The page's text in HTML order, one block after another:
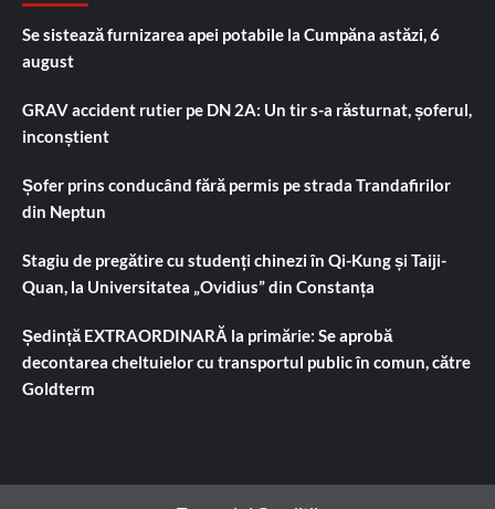
Se sistează furnizarea apei potabile la Cumpăna astăzi, 6
august
GRAV accident rutier pe DN 2A: Un tir s-a răsturnat, șoferul,
inconștient
Șofer prins conducând fără permis pe strada Trandafirilor
din Neptun
Stagiu de pregătire cu studenți chinezi în Qi-Kung și Taiji-
Quan, la Universitatea „Ovidius” din Constanța
Ședință EXTRAORDINARĂ la primărie: Se aprobă
decontarea cheltuielor cu transportul public în comun, către
Goldterm